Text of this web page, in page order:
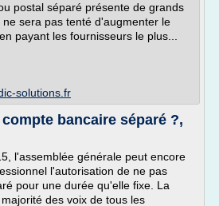
postal séparé présente de grands
sera pas tenté d'augmenter le
payant les fournisseurs le plus...
solutions.fr
bancaire séparé ?,
l'assemblée générale peut encore
l'autorisation de ne pas
pour une durée qu'elle fixe. La
des voix de tous les